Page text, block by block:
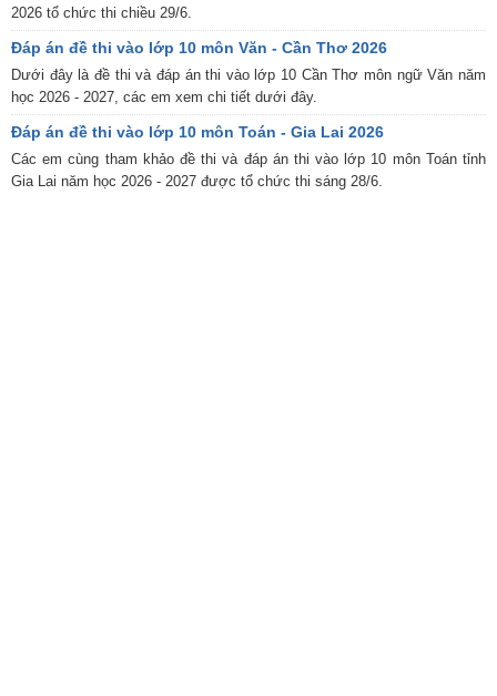
2026 tổ chức thi chiều 29/6.
Đáp án đề thi vào lớp 10 môn Văn - Cần Thơ 2026
Dưới đây là đề thi và đáp án thi vào lớp 10 Cần Thơ môn ngữ Văn năm
học 2026 - 2027, các em xem chi tiết dưới đây.
Đáp án đề thi vào lớp 10 môn Toán - Gia Lai 2026
Các em cùng tham khảo đề thi và đáp án thi vào lớp 10 môn Toán tỉnh
Gia Lai năm học 2026 - 2027 được tổ chức thi sáng 28/6.